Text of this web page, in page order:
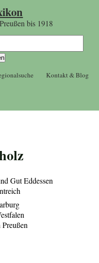
bis 1918
Kontakt & Blog
Gut Eddessen